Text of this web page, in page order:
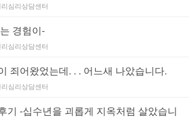
심리상담센터
경험이-
심리상담센터
죄어왔었는데. . . 어느새 나았습니다.
심리상담센터
기 -십수년을 괴롭게 지옥처럼 살았습니